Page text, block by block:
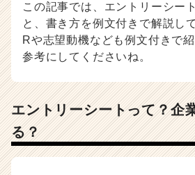
が
届
く
就
イ
ト
ア
キ
この記事では、エントリーシー
と、書き方を例文付きで解説し
Rや志望動機なども例文付きで
参考にしてくださいね。
エントリーシートって？企
る？